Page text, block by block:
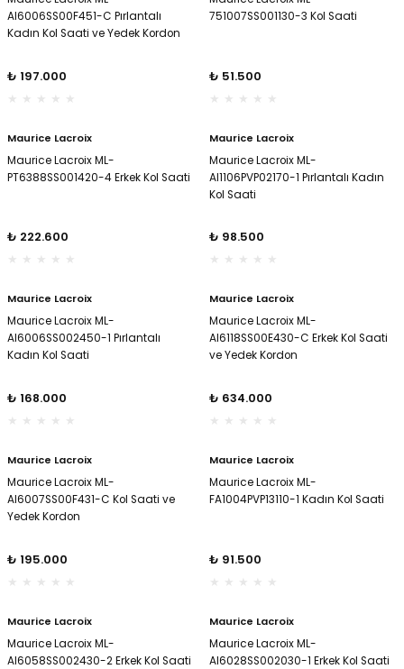
AI6006SS00F451-C Pırlantalı
Kadın Kol Saati ve Yedek Kordon
₺ 197.000
751007SS001130-3 Kol Saati
₺ 51.500
Maurice Lacroix
Maurice Lacroix ML-
PT6388SS001420-4 Erkek Kol Saati
₺ 222.600
Maurice Lacroix
Maurice Lacroix ML-
AI1106PVP02170-1 Pırlantalı Kadın
Kol Saati
₺ 98.500
Maurice Lacroix
Maurice Lacroix ML-
AI6006SS002450-1 Pırlantalı
Kadın Kol Saati
₺ 168.000
Maurice Lacroix
Maurice Lacroix ML-
AI6118SS00E430-C Erkek Kol Saati
ve Yedek Kordon
₺ 634.000
Maurice Lacroix
Maurice Lacroix ML-
AI6007SS00F431-C Kol Saati ve
Yedek Kordon
₺ 195.000
Maurice Lacroix
Maurice Lacroix ML-
FA1004PVP13110-1 Kadın Kol Saati
₺ 91.500
Maurice Lacroix
Maurice Lacroix ML-
AI6058SS002430-2 Erkek Kol Saati
Maurice Lacroix
Maurice Lacroix ML-
AI6028SS002030-1 Erkek Kol Saati